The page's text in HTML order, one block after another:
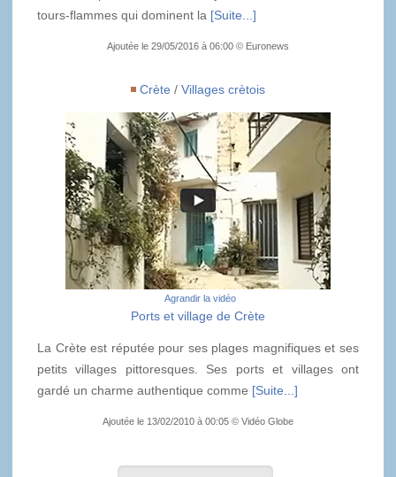
tours-flammes qui dominent la [Suite...]
Ajoutée le 29/05/2016 à 06:00 © Euronews
Crète / Villages crètois
Agrandir la vidéo
Ports et village de Crète
La Crète est réputée pour ses plages magnifiques et ses
petits villages pittoresques. Ses ports et villages ont
gardé un charme authentique comme [Suite...]
Ajoutée le 13/02/2010 à 00:05 © Vidéo Globe